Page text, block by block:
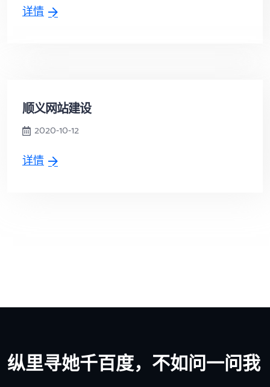
详情
顺义网站建设
2020-10-12
详情
纵里寻她千百度，不如问一问我